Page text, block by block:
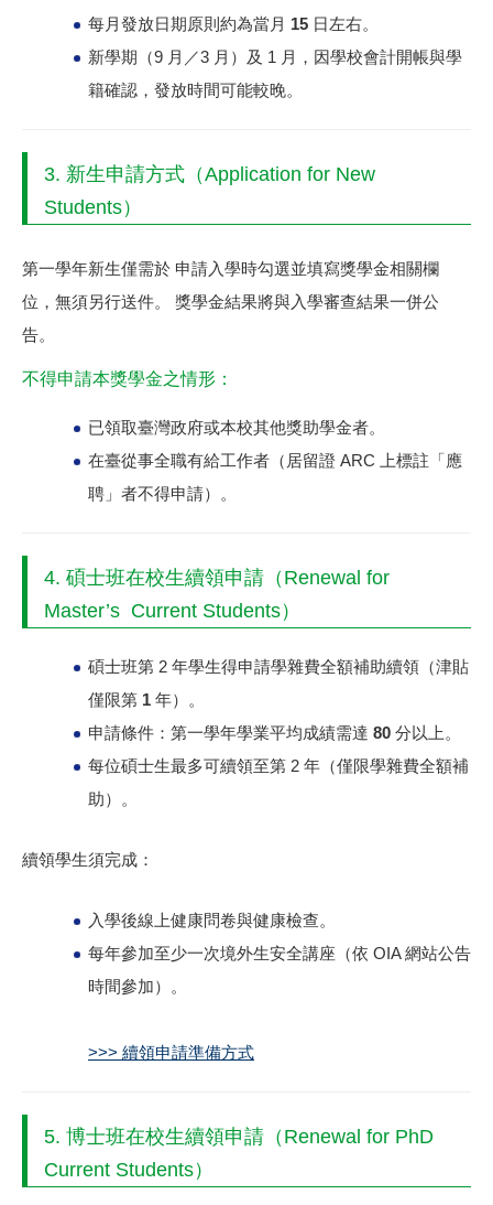
每月發放日期原則約為當月 15 日左右。
新學期（9 月／3 月）及 1 月，因學校會計開帳與學
籍確認，發放時間可能較晚。
3. 新生申請方式（Application for New
Students）
第一學年新生僅需於 申請入學時勾選並填寫獎學金相關欄
位 ，無須另行送件。 獎學金結果將與入學審查結果一併公
告。
不得申請本獎學金之情形：
已領取臺灣政府或本校其他獎助學金者。
在臺從事全職有給工作者（居留證 ARC 上標註「應
聘」者不得申請）。
4. 碩士班在校生續領申請（Renewal for
Master’s Current Students）
碩士班第 2 年學生得申請學雜費全額補助續領（津貼
僅限第 1 年）。
申請條件：第一學年學業平均成績需達 80 分以上 。
每位碩士生最多可續領至第 2 年（僅限學雜費全額補
助）。
續領學生須完成：
入學後線上健康問卷與健康檢查。
每年參加至少一次境外生安全講座（依 OIA 網站公告
時間參加）。
>>> 續領申請準備方式
5. 博士班在校生續領申請（Renewal for PhD
Current Students）